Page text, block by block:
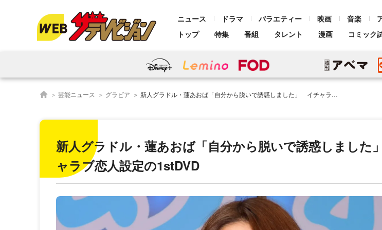
ニュース ドラマ バラエティー 映画 音楽
トップ
特集 番組 タレント 漫画 コミック
芸能ニュース グラビア 新人グラドル・蓮あおば「自分から脱いで誘惑しました」 イチャラブ恋人設定の1stDVD
新人グラドル・蓮あおば「自分から脱いで誘惑しまし
ャラブ恋人設定の1stDVD